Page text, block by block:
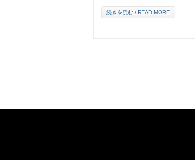
続きを読む / READ MORE